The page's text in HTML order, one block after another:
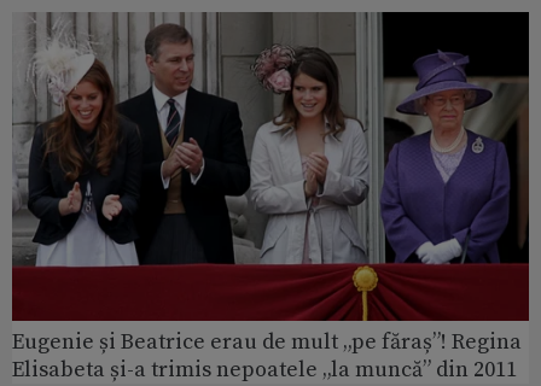
Eugenie și Beatrice erau de mult „pe făraș”! Regina
Elisabeta și-a trimis nepoatele „la muncă” din 2011